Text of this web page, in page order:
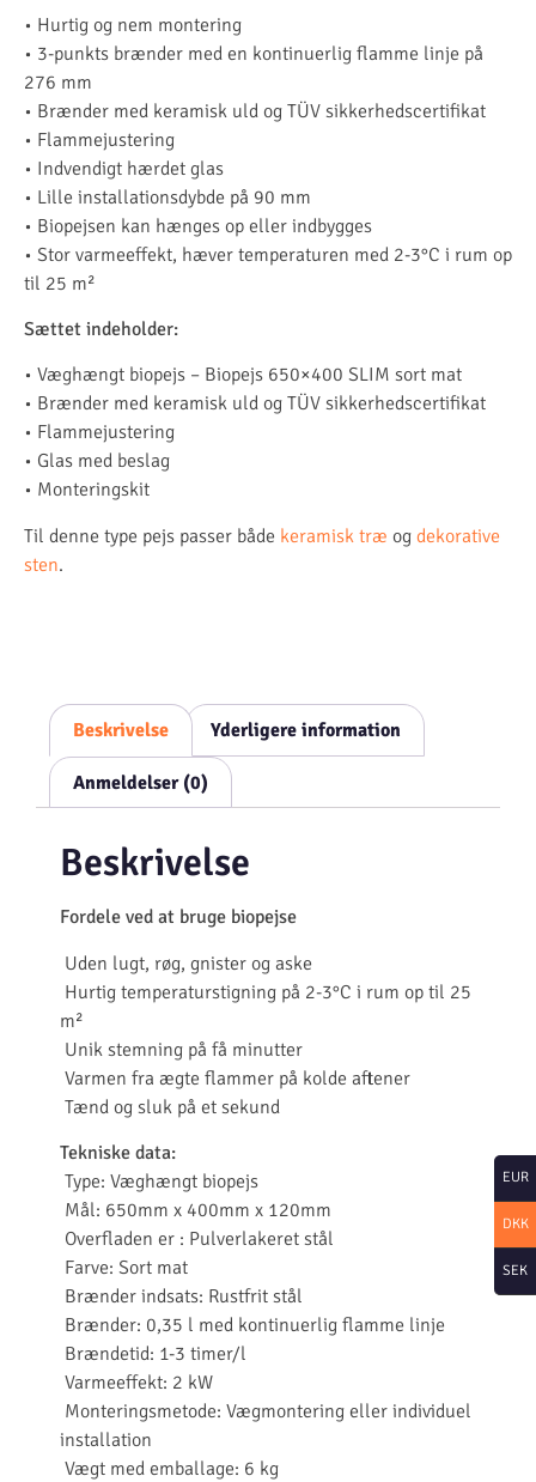
• Hurtig og nem montering
• 3-punkts brænder med en kontinuerlig flamme linje på
276 mm
• Brænder med keramisk uld og TÜV sikkerhedscertifikat
• Flammejustering
• Indvendigt hærdet glas
• Lille installationsdybde på 90 mm
• Biopejsen kan hænges op eller indbygges
• Stor varmeeffekt, hæver temperaturen med 2-3°C i rum op
til 25 m²
Sættet indeholder:
• Væghængt biopejs – Biopejs 650×400 SLIM sort mat
• Brænder med keramisk uld og TÜV sikkerhedscertifikat
• Flammejustering
• Glas med beslag
• Monteringskit
Til denne type pejs passer både keramisk træ og dekorative
sten.
Beskrivelse Yderligere information
Anmeldelser (0)
Beskrivelse
Fordele ved at bruge biopejse
Uden lugt, røg, gnister og aske
Hurtig temperaturstigning på 2-3°C i rum op til 25
m²
Unik stemning på få minutter
Varmen fra ægte flammer på kolde aftener
Tænd og sluk på et sekund
Tekniske data:
Type: Væghængt biopejs
Mål: 650mm x 400mm x 120mm
Overfladen er : Pulverlakeret stål
Farve: Sort mat
Brænder indsats: Rustfrit stål
Brænder: 0,35 l med kontinuerlig flamme linje
Brændetid: 1-3 timer/l
Varmeeffekt: 2 kW
Monteringsmetode: Vægmontering eller individuel
installation
Vægt med emballage: 6 kg
EUR
DKK
SEK